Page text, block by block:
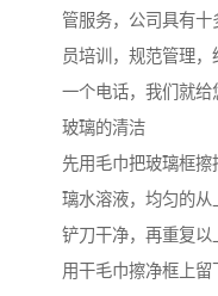
管服务，公司具有
员培训，规范管理
一个电话，我们就
玻璃的清洁
先用毛巾把玻璃框
璃水溶液，均匀的从
铲刀干净，再重复以
用干毛巾擦净框上